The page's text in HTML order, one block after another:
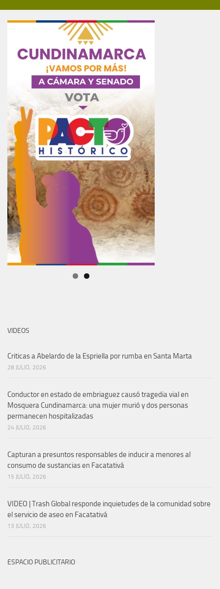
VIDEOS
Criticas a Abelardo de la Espriella por rumba en Santa Marta
28 JULIO, 2026
Conductor en estado de embriaguez causó tragedia vial en
Mosquera Cundinamarca: una mujer murió y dos personas
permanecen hospitalizadas
24 JULIO, 2026
Capturan a presuntos responsables de inducir a menores al
consumo de sustancias en Facatativá
15 JULIO, 2026
VIDEO | Trash Global responde inquietudes de la comunidad sobre
el servicio de aseo en Facatativá
13 JULIO, 2026
ESPACIO PUBLICITARIO